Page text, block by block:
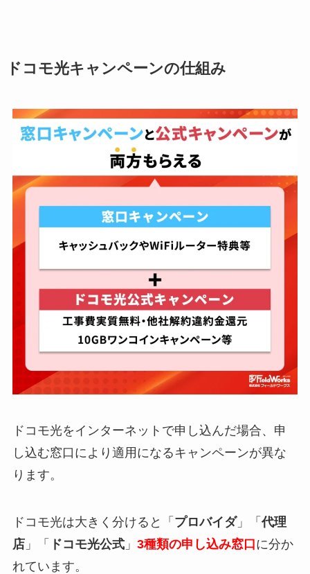
ドコモ光キャンペーンの仕組み
ドコモ光をインターネットで申し込んだ場合、申
し込む窓口により適用になるキャンペーンが異な
ります。
ドコモ光は大きく分けると「 プロバイダ」「 代理
店」「 ドコモ光公式」 3種類の申し込み窓口に分か
れています。